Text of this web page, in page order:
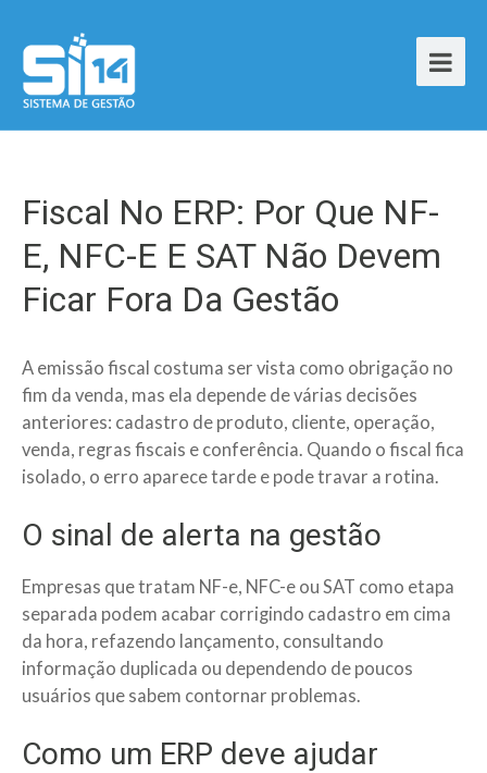
Fiscal No ERP: Por Que NF-
E, NFC-E E SAT Não Devem
Ficar Fora Da Gestão
A emissão fiscal costuma ser vista como obrigação no
fim da venda, mas ela depende de várias decisões
anteriores: cadastro de produto, cliente, operação,
venda, regras fiscais e conferência. Quando o fiscal fica
isolado, o erro aparece tarde e pode travar a rotina.
O sinal de alerta na gestão
Empresas que tratam NF-e, NFC-e ou SAT como etapa
separada podem acabar corrigindo cadastro em cima
da hora, refazendo lançamento, consultando
informação duplicada ou dependendo de poucos
usuários que sabem contornar problemas.
Como um ERP deve ajudar